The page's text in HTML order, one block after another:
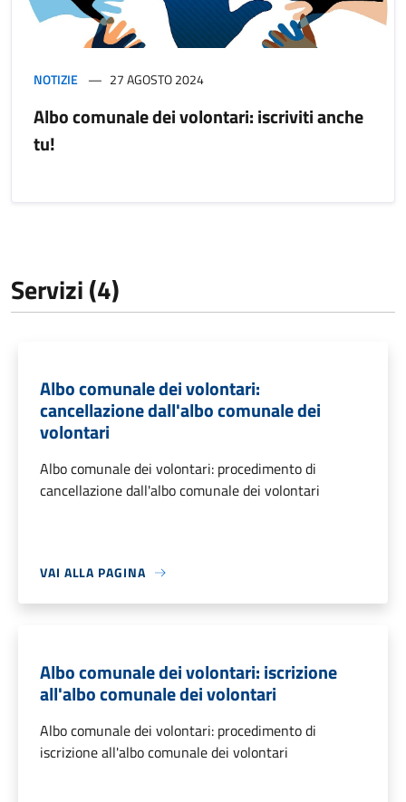
NOTIZIE 27 AGOSTO 2024
Albo comunale dei volontari: iscriviti anche
tu!
Servizi (4)
Albo comunale dei volontari:
cancellazione dall'albo comunale dei
volontari
Albo comunale dei volontari: procedimento di
cancellazione dall'albo comunale dei volontari
VAI ALLA PAGINA
Albo comunale dei volontari: iscrizione
all'albo comunale dei volontari
Albo comunale dei volontari: procedimento di
iscrizione all'albo comunale dei volontari